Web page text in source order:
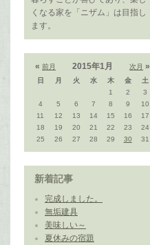
くなる家を「ニザム」は目指し
ます。
«前月 次月 »
2015年1月
日 月 火 水 木 金
土
1
2
3
4
5 6 7 8 9
10
11
12 13 14 15 16
17
18
19 20 21 22 23
24
25
26 27 28 29 30 31
新着記事
完成しました。
無垢建具
美味しい～
夏休みの宿題